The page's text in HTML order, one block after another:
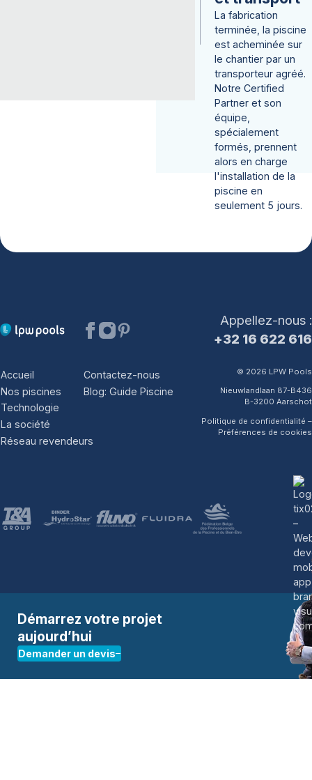
La fabrication
terminée, la piscine
est acheminée sur
le chantier par un
transporteur agréé.
Notre Certified
Partner et son
équipe,
spécialement
formés, prennent
alors en charge
l'installation de la
piscine en
seulement 5 jours.
Appellez-nous :
+32 16 622 616
Accueil
Nos piscines
Technologie
La société
Réseau revendeurs
Contactez-nous
Blog: Guide Piscine
© 2026 LPW Pools
Nieuwlandlaan 87-B436
B-3200 Aarschot
Politique de confidentialité –
Préférences de cookies
Démarrez votre projet
aujourd’hui
Demander un devis